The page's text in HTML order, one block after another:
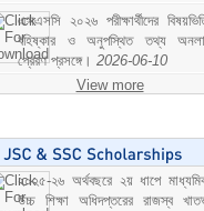
এসএসসি ২০২৬ পরীক্ষার্থীদের
বহিষ্কার ও অনুপস্থিত তথ্য
প্রেরণ প্রসঙ্গে। 2026-06-10
View more
২০২৫-২৬ অর্থবছরে ২য় ধাপে
উচ্চ শিক্ষা অধিদপ্তরের রাজস্ব